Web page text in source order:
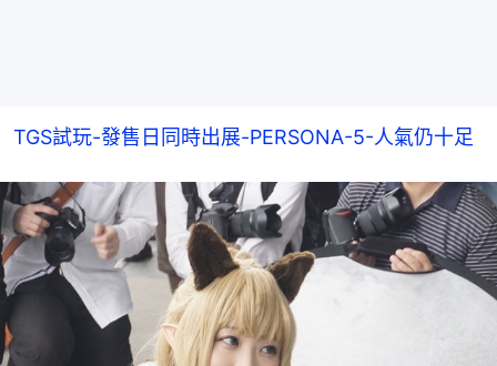
TGS試玩-發售日同時出展-PERSONA-5-人氣仍十足